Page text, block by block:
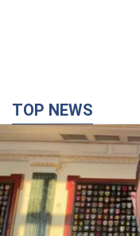
TOP NEWS